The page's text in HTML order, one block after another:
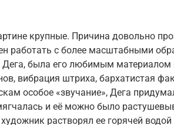
крупные. Причина довольно
работать с более масштабными
Дега, была его любимым материалом
вибрация штриха, бархатистая
особое «звучание», Дега
и её можно было
художник растворял ее горячей